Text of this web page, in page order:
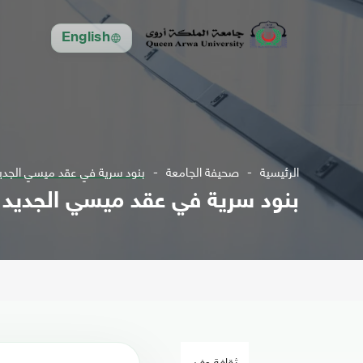
English
الرئيسية صحيفة الجامعة بنود سرية في عقد ميسي
بنود سرية في عقد ميسي الجديد